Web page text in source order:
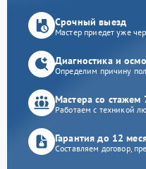
Срочный выезд
Мастер приедет уже
Диагностика и
Определим причину
Мастера со стажем
Работаем с техникой
Гарантия до 12
Составляем договор,